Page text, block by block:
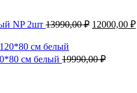
NP 2шт 13990,00₽ 12000,00 ₽
см белый 19990,00₽